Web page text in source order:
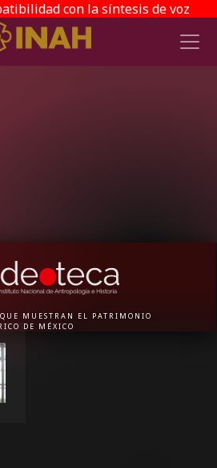
con la síntesis de voz
MUESTRAN EL PATRIMONIO
DE MÉXICO